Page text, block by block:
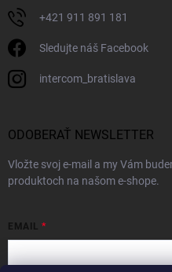
+421 911 891 181
Sledujte náš Facebook
intercom_bratislava
ODOBERAŤ NEWSLETTER
Vložte svoj e-mail a my Vám
produktoch na našom e-shope.
EMAIL